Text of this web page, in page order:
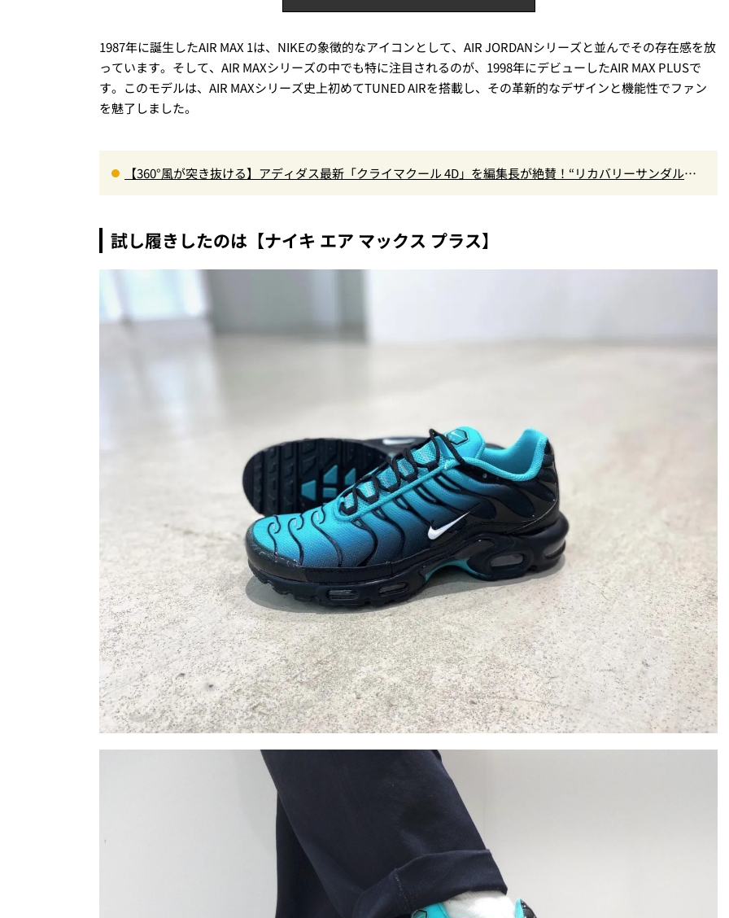
1987年に誕生したAIR MAX 1は、NIKEの象徴的なアイコンとして、AIR JORDANシリーズと並んでその存在感を放
っています。そして、AIR MAXシリーズの中でも特に注目されるのが、1998年にデビューしたAIR MAX PLUSで
す。このモデルは、AIR MAXシリーズ史上初めてTUNED AIRを搭載し、その革新的なデザインと機能性でファン
を魅了しました。
【360°風が突き抜ける】アディダス最新「クライマクール 4D」を編集長が絶賛！“リカバリーサンダル級
試し履きしたのは【ナイキ エア マックス プラス】